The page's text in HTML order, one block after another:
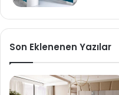
Son Eklenenen Yazılar